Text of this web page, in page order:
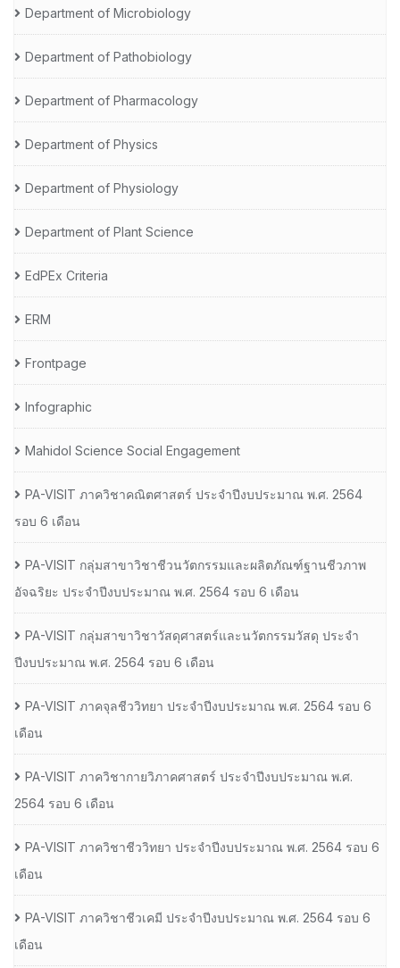
Department of Microbiology
Department of Pathobiology
Department of Pharmacology
Department of Physics
Department of Physiology
Department of Plant Science
EdPEx Criteria
ERM
Frontpage
Infographic
Mahidol Science Social Engagement
PA-VISIT ภาควิชาคณิตศาสตร์ ประจำปีงบประมาณ พ.ศ. 2564
รอบ 6 เดือน
PA-VISIT กลุ่มสาขาวิชาชีวนวัตกรรมและผลิตภัณฑ์ฐานชีวภาพ
อัจฉริยะ ประจำปีงบประมาณ พ.ศ. 2564 รอบ 6 เดือน
PA-VISIT กลุ่มสาขาวิชาวัสดุศาสตร์และนวัตกรรมวัสดุ ประจำ
ปีงบประมาณ พ.ศ. 2564 รอบ 6 เดือน
PA-VISIT ภาคจุลชีววิทยา ประจำปีงบประมาณ พ.ศ. 2564 รอบ 6
เดือน
PA-VISIT ภาควิชากายวิภาคศาสตร์ ประจำปีงบประมาณ พ.ศ.
2564 รอบ 6 เดือน
PA-VISIT ภาควิชาชีววิทยา ประจำปีงบประมาณ พ.ศ. 2564 รอบ 6
เดือน
PA-VISIT ภาควิชาชีวเคมี ประจำปีงบประมาณ พ.ศ. 2564 รอบ 6
เดือน